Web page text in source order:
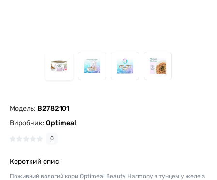
Модель: B2782101
Виробник: Optimeal
0
Короткий опис
Поживний вологий корм Optimeal Beauty Harmony з тунцем у желе з